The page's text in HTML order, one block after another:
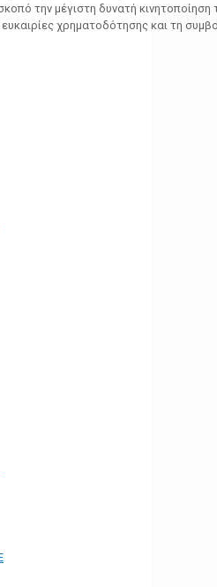
την μέγιστη δυνατή
ευκαιρίες χρηματοδότησης και τη